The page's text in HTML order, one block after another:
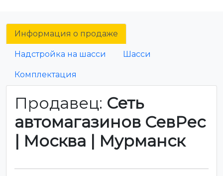
Информация о продаже
Надстройка на шасси Шасси
Комплектация
Продавец: Сеть
автомагазинов СевРес
| Москва | Мурманск